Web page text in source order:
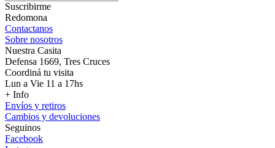
Suscribirme
Redomona
Contactanos
Sobre nosotros
Nuestra Casita
Defensa 1669, Tres Cruces
Coordiná tu visita
Lun a Vie 11 a 17hs
+ Info
Envíos y retiros
Cambios y devoluciones
Seguinos
Facebook